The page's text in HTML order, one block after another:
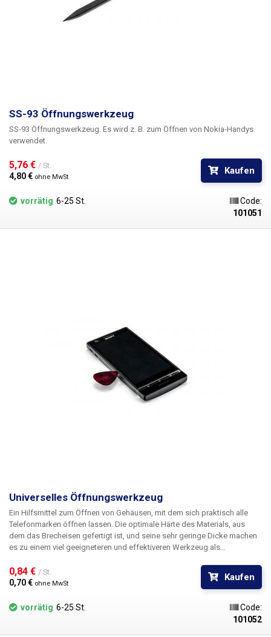
SS-93 Öffnungswerkzeug
SS-93 Öffnungswerkzeug. Es wird z. B. zum Öffnen von Nokia-Handys
verwendet.
5,76 € / St.
4,80 € ohne MwSt
Kaufen
vorrätig 6-25 St.
Code:
101051
Universelles Öffnungswerkzeug
Ein Hilfsmittel zum Öffnen von Gehäusen, mit dem sich praktisch alle
Telefonmarken öffnen lassen. Die optimale Härte des Materials, aus
dem das Brecheisen gefertigt ist, und seine sehr geringe Dicke machen
es zu einem viel geeigneteren und effektiveren Werkzeug als
0,84 € / St.
0,70 € ohne MwSt
Kaufen
vorrätig 6-25 St.
Code:
101052